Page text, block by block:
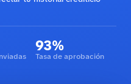
93%
Tasa de aprobación